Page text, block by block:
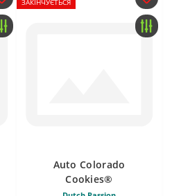
ЗАКІНЧУЄТЬСЯ
Auto Colorado
Cookies®